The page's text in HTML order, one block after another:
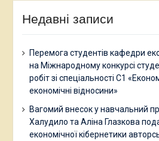
Недавні записи
Перемога студентів кафедри
на Міжнародному конкурсі
робіт зі спеціальності С1
економічні відносини»
Вагомий внесок у навчальний
Халудило та Аліна Глазкова
економічної кібернетики